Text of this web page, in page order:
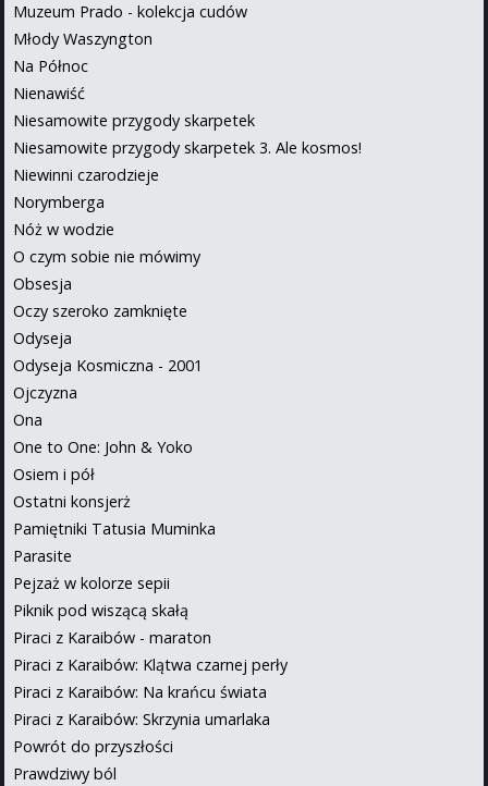
Muzeum Prado - kolekcja cudów
Młody Waszyngton
Na Północ
Nienawiść
Niesamowite przygody skarpetek
Niesamowite przygody skarpetek 3. Ale kosmos!
Niewinni czarodzieje
Norymberga
Nóż w wodzie
O czym sobie nie mówimy
Obsesja
Oczy szeroko zamknięte
Odyseja
Odyseja Kosmiczna - 2001
Ojczyzna
Ona
One to One: John & Yoko
Osiem i pół
Ostatni konsjerż
Pamiętniki Tatusia Muminka
Parasite
Pejzaż w kolorze sepii
Piknik pod wiszącą skałą
Piraci z Karaibów - maraton
Piraci z Karaibów: Klątwa czarnej perły
Piraci z Karaibów: Na krańcu świata
Piraci z Karaibów: Skrzynia umarlaka
Powrót do przyszłości
Prawdziwy ból